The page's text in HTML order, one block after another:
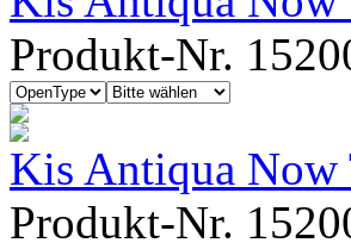
Produkt-Nr.
Kis Antiqua
Produkt-Nr.